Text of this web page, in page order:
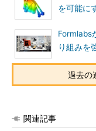
を可能に
Formlabs
り組みを
過去の
関連記事